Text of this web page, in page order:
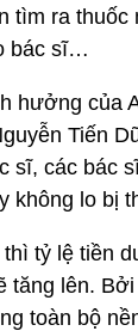
tìm ra thuốc
bác sĩ…
hưởng của
Tiến
sĩ, các bác
không lo bị
tỷ lệ tiền
tăng lên.
toàn bộ